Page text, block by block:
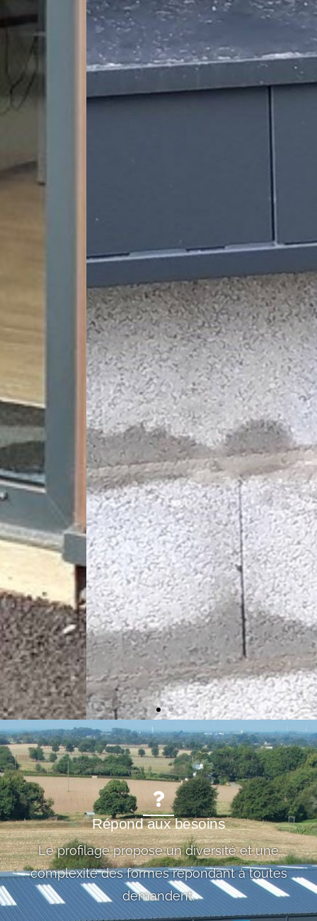
Répond aux besoins
Le profilage propose un diversité et une
complexité des formes répondant à toutes
demandent.